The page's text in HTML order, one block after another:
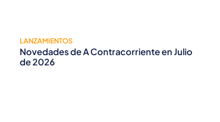
LANZAMIENTOS
Novedades de A Contracorriente en Julio
de 2026